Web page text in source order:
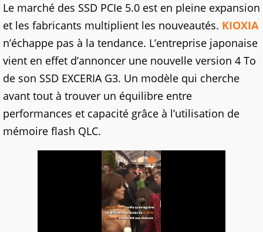
Le marché des SSD PCIe 5.0 est en pleine expansion
et les fabricants multiplient les nouveautés. KIOXIA
n’échappe pas à la tendance. L’entreprise japonaise
vient en effet d’annoncer une nouvelle version 4 To
de son SSD EXCERIA G3. Un modèle qui cherche
avant tout à trouver un équilibre entre
performances et capacité grâce à l’utilisation de
mémoire flash QLC.